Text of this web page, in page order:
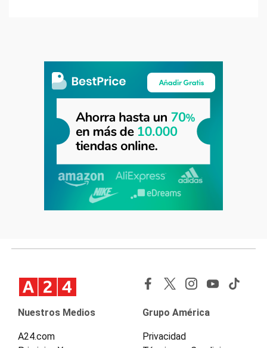
Nuestros Medios
A24.com
Grupo América
Privacidad